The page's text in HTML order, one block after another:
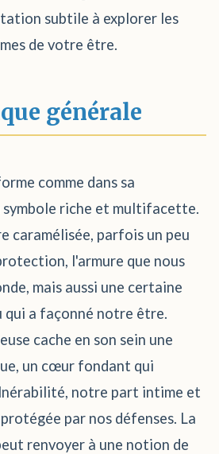
subtile à explorer les
de votre être.
générale
comme dans sa
symbole riche et multifacette.
caramélisée, parfois un peu
l'armure que nous
mais aussi une certaine
qui a façonné notre être.
cache en son sein une
un cœur fondant qui
notre part intime et
par nos défenses. La
renvoyer à une notion de